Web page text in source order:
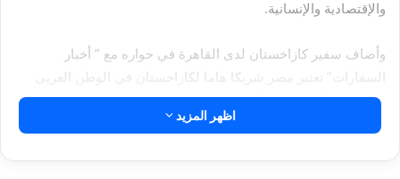
والإقتصادية والإنسانية.
وأضاف سفير كازاخستان لدى القاهرة في حواره مع ” أخبار
السفارات” تعتبر مصر شريكا هاما لكازاخستان في الوطن العربي
والشرق الأوسط وقارة أفريقيا. يدعم الجانبان مبادرات بعضهما
البعض في إطار المنظمات الدولية والإقليمية مثل الأمم المتحدة
اظهر المزيد